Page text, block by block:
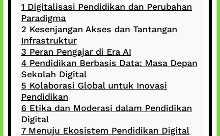
1 Digitalisasi Pendidikan dan Perubahan
Paradigma
2 Kesenjangan Akses dan Tantangan
Infrastruktur
3 Peran Pengajar di Era AI
4Pendidikan Berbasis Data: Masa Depan
Sekolah Digital
5 Kolaborasi Global untuk Inovasi
Pendidikan
6 Etika dan Moderasi dalam Pendidikan
Digital
7Menuju Ekosistem Pendidikan Digital